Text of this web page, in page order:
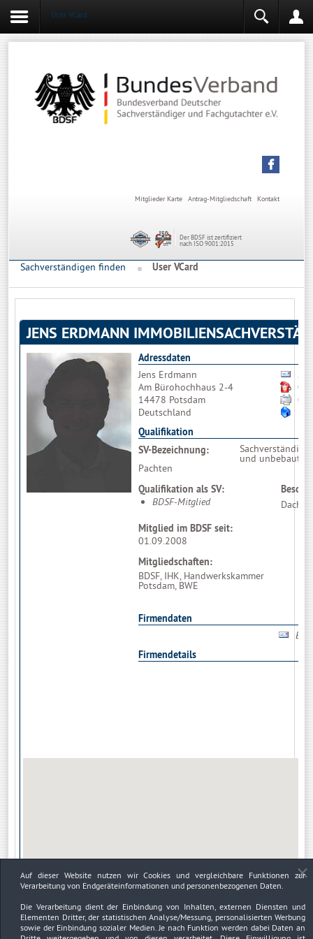
User VCard
Angemeldet bleiben
Kontakt
Antrag-Mitgliedschaft
Mitglieder Karte
Der BDSF ist zertifiziert
nach ISO 9001:2015
Sachverständigen finden User VCard
JENS ERDMANN
Adressdaten
Jens Erdmann
Am Bürohochhaus 2-4
14478 Potsdam
Deutschland
Qualifikation
SV-Bezeichnung:
und
Pachten
Qualifikation als SV:
BDSF-Mitglied
Mitglied im BDSF seit:
01.09.2008
Mitgliedschaften:
BDSF, IHK, Handwerkskammer
Potsdam, BWE
Dach
Firmendaten
Firmendetails
Auf dieser Website nutzen wir Cookies und vergleichbare Funktionen zur
Verarbeitung von Endgeräteinformationen und personenbezogenen Daten.
Die Verarbeitung dient der Einbindung von Inhalten, externen Diensten und
Elementen Dritter, der statistischen Analyse/Messung, personalisierten Werbung
sowie der Einbindung sozialer Medien. Je nach Funktion werden dabei Daten an